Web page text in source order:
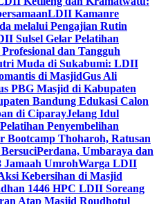
LDII Kamanre
melalui Pengajian Rutin
Sulsel Gelar Pelatihan
dan Tangguh
Muda di Sukabumi: LDII
di MasjidGus Ali
PBG Masjid di Kabupaten
Bandung Edukasi Calon
di CiparayJelang Idul
Penyembelihan
Thoharoh, Ratusan
Perdana, Umbaraya dan
UmrohWarga LDII
Kebersihan di Masjid
1446 HPC LDII Soreang
Atap Masjid Roudhotul